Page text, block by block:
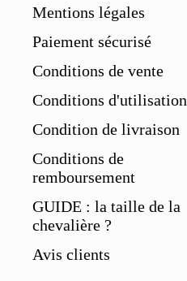
Mentions légales
Paiement sécurisé
Conditions de vente
Conditions d'utilisation
Condition de livraison
Conditions de
remboursement
GUIDE : la taille de la
chevalière ?
Avis clients